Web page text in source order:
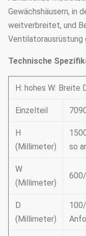
Gewächshäusern, in
weitverbreitet, und
Ventilatorausrüstung
Technische
H: hohes W: Breite
Einzelteil
H
(Millimeter)
so
W
(Millimeter)
D
(Millimeter)